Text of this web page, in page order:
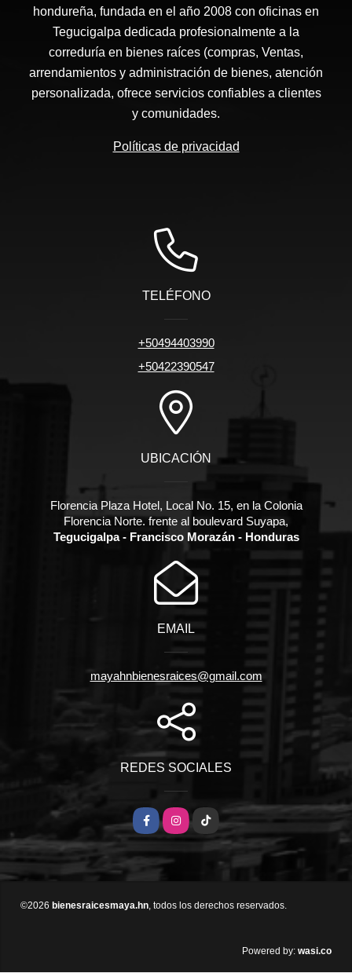
hondureña, fundada en el año 2008 con oficinas en
Tegucigalpa dedicada profesionalmente a la
correduría en bienes raíces (compras, Ventas,
arrendamientos y administración de bienes, atención
personalizada, ofrece servicios confiables a clientes
y comunidades.
Políticas de privacidad
TELÉFONO
+50494403990
+50422390547
UBICACIÓN
Florencia Plaza Hotel, Local No. 15, en la Colonia
Florencia Norte. frente al boulevard Suyapa,
Tegucigalpa - Francisco Morazán - Honduras
EMAIL
mayahnbienesraices@gmail.com
REDES SOCIALES
FacebookInstagramTikTok
©2026 bienesraicesmaya.hn , todos los derechos reservados.
Powered by: wasi.co